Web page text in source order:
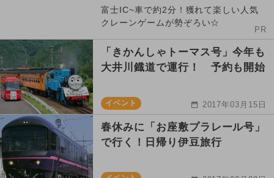
富士IC~車で約2分！獲れて楽しい人気
クレーンゲームが勢ぞろい☆
PR
「きかんしゃトーマス号」今年も
大井川鐡道で運行！ 予約も開始
イベント 2017年03月15日
春休みに「お座敷プラレール号」
で行く！日帰り伊豆旅行